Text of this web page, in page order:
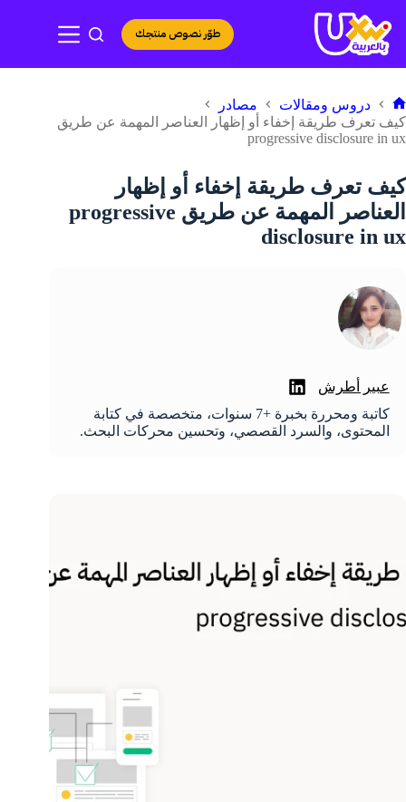
إلى
المحتوى
طوّر نصوص منتجك
الرئيسية
دروس ومقالات
مصادر
كيف تعرف طريقة إخفاء أو إظهار العناصر المهمة عن طريق
progressive disclosure in ux
كيف تعرف طريقة إخفاء أو إظهار
العناصر المهمة عن طريق progressive
disclosure in ux
عبير أطرش
كاتبة ومحررة بخبرة +7 سنوات، متخصصة في كتابة
المحتوى، والسرد القصصي، وتحسين محركات البحث.